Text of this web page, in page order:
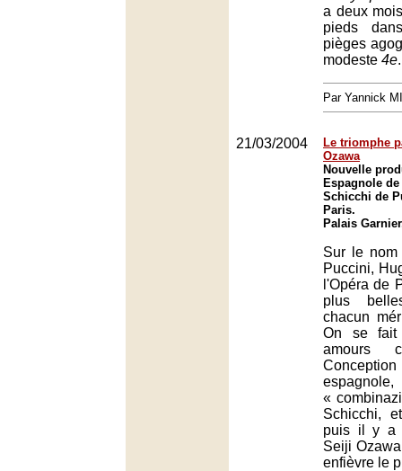
a deux
pieds
pièges
modeste 4e.
Par Yannick
21/03/2004
Le triomphe
Ozawa
Nouvelle
Espagnole
Schicchi de
Paris.
Palais
Sur le
Puccini,
l'Opéra de
plus
chacun
On se fait
amours
«
Schicchi,
puis il y a
Seiji
enfièvre le